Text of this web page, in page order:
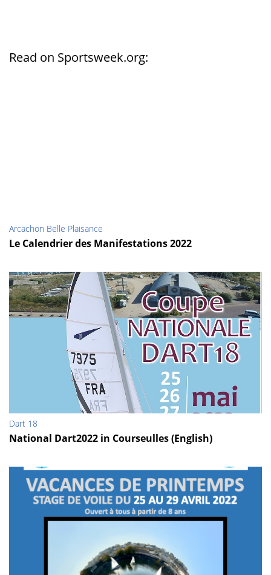
Read on Sportsweek.org:
Arcachon Belle Plaisance
Le Calendrier des Manifestations 2022
Dart 18
National Dart2022 in Courseulles (English)